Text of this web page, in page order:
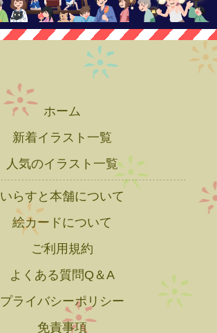
ホーム
新着イラスト一覧
人気のイラスト一覧
いらすと本舗について
絵カードについて
ご利用規約
よくある質問Q＆A
プライバシーポリシー
免責事項